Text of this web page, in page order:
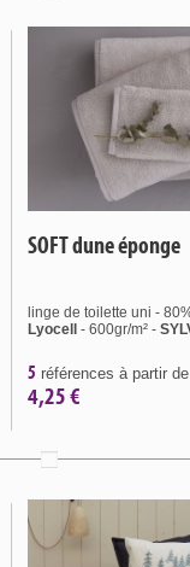
SOFT dune éponge
linge de toilette uni -
Lyocell
- 600gr/m² -
5 références à partir de
4,25 €